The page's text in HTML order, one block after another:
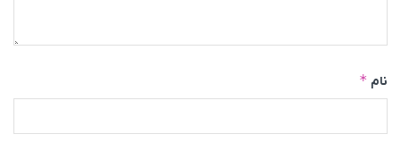
نام *